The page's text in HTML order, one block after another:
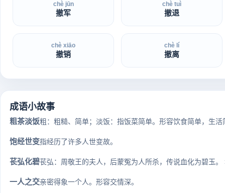
chè jūn
撤军
chè tuì
撤退
chè xiāo
撤销
chè lí
撤离
成语小故事
粗茶淡饭粗：粗糙、简单；淡饭：指饭菜简单。形容饮食简单，生活
饱经世变指经历了许多人世变故。
苌弘化碧苌弘：周敬王的夫人，后蒙冤为人所杀，传说血化为碧玉。
一人之交亲密得象一个人。形容交情深。